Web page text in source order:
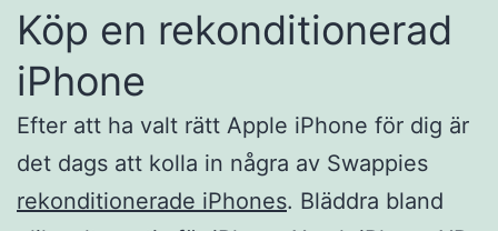
Köp en rekonditionerad
iPhone
Efter att ha valt rätt Apple iPhone för dig är
det dags att kolla in några av Swappies
rekonditionerade iPhones. Bläddra bland